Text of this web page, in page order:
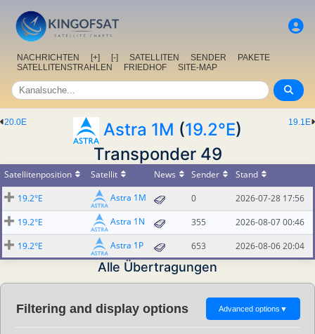
NACHRICHTEN [+] [-] SATELLITEN SENDER
PAKETE
SATELLITENSTRAHLEN
FRIEDHOF SITE-MAP
19.1E
20.0E Astra 1M (19.2°E)
Transponder 49
Satellitenposition Satellit News Sender
Stand
19.2°E
Astra 1M 0
2026-07-28 17:56
19.2°E
Astra 1N 355
2026-08-07 00:46
19.2°E
Astra 1P 653 2026-08-06 20:04
Alle Übertragungen
Filtering and display options Advanced options ▼